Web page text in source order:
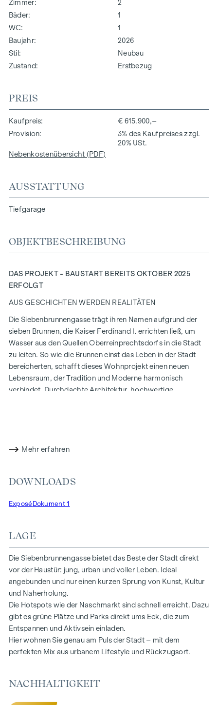
Zimmer
2
Bäder
1
WC
1
Baujahr
2026
Stil
Neubau
Zustand
Erstbezug
PREIS
Kaufpreis
€ 615.900,–
Provision
3% des Kaufpreises zzgl.
20% USt.
Nebenkostenübersicht (PDF)
AUSSTATTUNG
Tiefgarage
OBJEKTBESCHREIBUNG
DAS PROJEKT - BAUSTART BEREITS OKTOBER 2025
ERFOLGT
AUS GESCHICHTEN WERDEN REALITÄTEN
Die Siebenbrunnengasse trägt ihren Namen aufgrund der
sieben Brunnen, die Kaiser Ferdinand I. errichten ließ, um
Wasser aus den Quellen Oberreinprechtsdorfs in die Stadt
zu leiten. So wie die Brunnen einst das Leben in der Stadt
bereicherten, schafft dieses Wohnprojekt einen neuen
Lebensraum, der Tradition und Moderne harmonisch
verbindet. Durchdachte Architektur, hochwertige
konzipiert für Menschen, die auf Stil und Design setzen.
und Bequemlichkeit. In den Dach-geschossen sorgen
Klimasplit-Systeme für ein angenehmes Raumklima.
Lebensräume bereit, Ihre Geschichte zu erzählen. Ob
Balkon, Terrasse oder Garten – die großzügigen Freiflächen
in diesem Neubauprojekt bieten Ihnen einen privaten
Rückzugsort zum Durchatmen. Genießen Sie den Morgen
mit einer Tasse Kaffee oder den Abend mit einem Glas Wein
– Ihr persönlicher Rückzugsort erwartet Sie.
HIGHLIGHTS
67 exklusive Eigentumswohnungen
Gärten, Balkone, Loggien oder Terrassen
26 Tiefgaragenstellplätze
Mehr erfahren
DOWNLOADS
Exposé Dokument 1
LAGE
Die Siebenbrunnengasse bietet das Beste der Stadt direkt
vor der Haustür: jung, urban und voller Leben. Ideal
angebunden und nur einen kurzen Sprung von Kunst, Kultur
und Naherholung.
Die Hotspots wie der Naschmarkt sind schnell erreicht. Dazu
gibt es grüne Plätze und Parks direkt ums Eck, die zum
Entspannen und Aktivsein einladen.
Hier wohnen Sie genau am Puls der Stadt – mit dem
perfekten Mix aus urbanem Lifestyle und Rückzugsort.
NACHHALTIGKEIT